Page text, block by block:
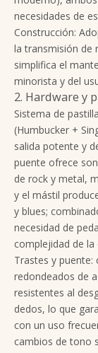
necesidades de
Construcción:
la transmisión de
simplifica el
minorista y del
2. Hardware y
Sistema de
(Humbucker +
salida potente y
puente ofrece
de rock y metal,
y el mástil
y blues;
necesidad de
complejidad de
Trastes y
redondeados de
resistentes al
dedos, lo que
con un uso
cambios de tono